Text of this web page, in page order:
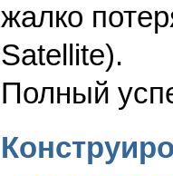
жалко
Satellite).
Полный